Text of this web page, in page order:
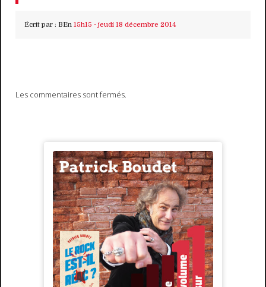
Écrit par : BEn 15h15 - jeudi 18 décembre 2014
Les commentaires sont fermés.